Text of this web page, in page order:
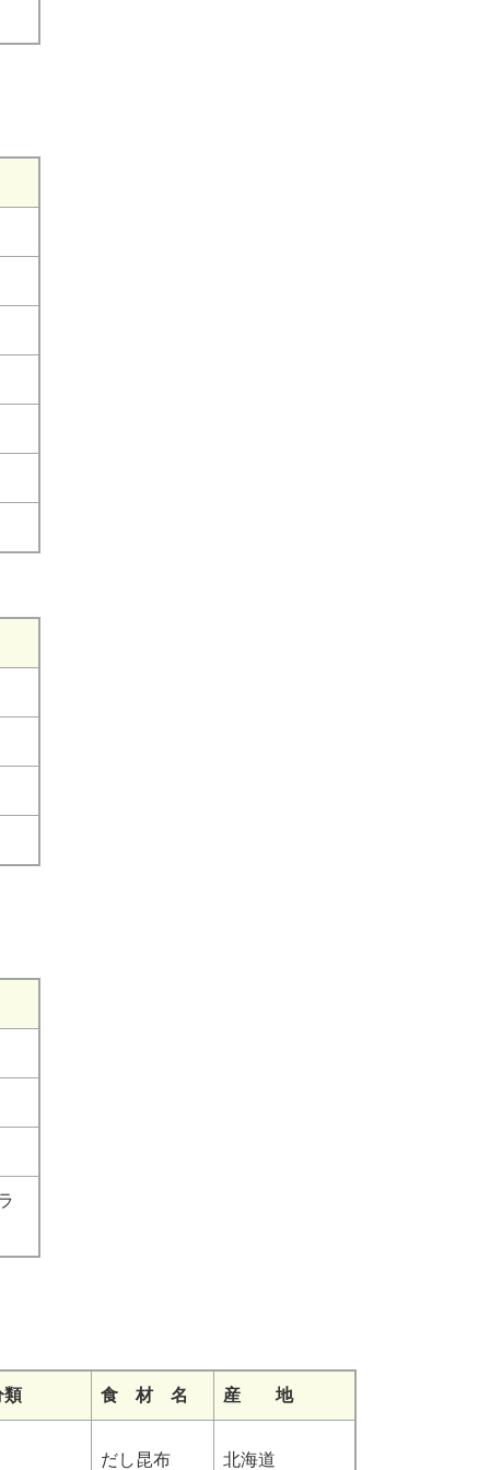
類 食 材 名 産 地
だし昆布 北海道